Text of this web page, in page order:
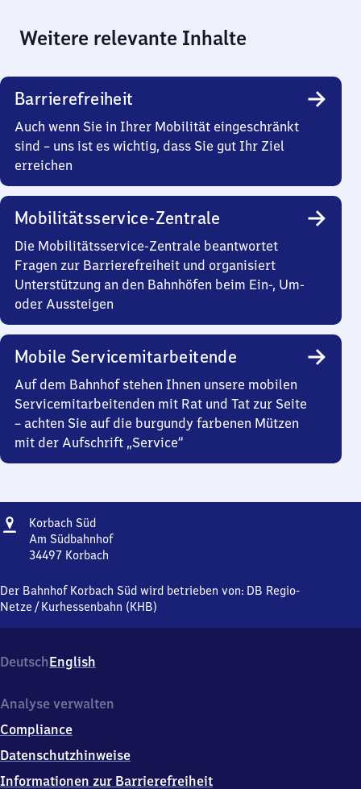
Weitere relevante Inhalte
Barrierefreiheit
Auch wenn Sie in Ihrer Mobilität eingeschränkt
sind – uns ist es wichtig, dass Sie gut Ihr Ziel
erreichen
Mobilitätsservice-Zentrale
Die Mobilitätsservice-Zentrale beantwortet
Fragen zur Barrierefreiheit und organisiert
Unterstützung an den Bahnhöfen beim Ein-, Um-
oder Aussteigen
Mobile Servicemitarbeitende
Auf dem Bahnhof stehen Ihnen unsere mobilen
Servicemitarbeitenden mit Rat und Tat zur Seite
– achten Sie auf die burgundy farbenen Mützen
mit der Aufschrift „Service“
Adresse
Korbach SüdKorbach
Süd
Am Südbahnhof
34497 Korbach
Süd,
Am
4
7
Korbach
Der Bahnhof Korbach Süd wird betrieben von: DB Regio-
Netze /Kurhessenbahn (KHB)
DeutschEnglish
Analyse verwalten
Compliance
Datenschutzhinweise
Informationen zur Barrierefreiheit